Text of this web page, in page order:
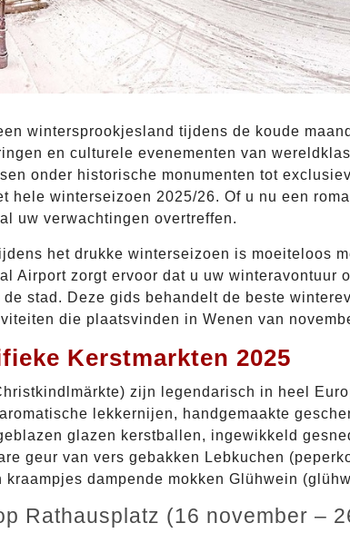
wintersprookjesland tijdens de koude
en culturele evenementen van
onder historische monumenten tot
hele winterseizoen 2025/26. Of u nu een
uw verwachtingen overtreffen.
het drukke winterseizoen is moeiteloos
Airport zorgt ervoor dat u uw
stad. Deze gids behandelt de beste
die plaatsvinden in Wenen van
Kerstmarkten 2025
zijn legendarisch in heel
lekkernijen, handgemaakte
glazen kerstballen, ingewikkeld
geur van vers gebakken Lebkuchen
kraampjes dampende mokken Glühwein
Rathausplatz (16 november –